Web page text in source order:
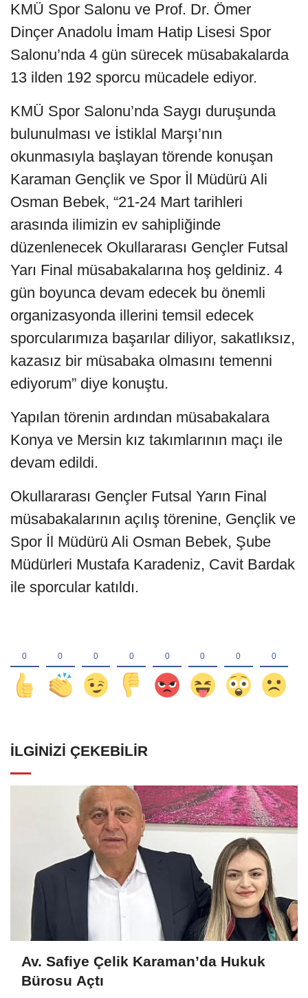
KMÜ Spor Salonu ve Prof. Dr. Ömer
Dinçer Anadolu İmam Hatip Lisesi Spor
Salonu’nda 4 gün sürecek müsabakalarda
13 ilden 192 sporcu mücadele ediyor.
KMÜ Spor Salonu’nda Saygı duruşunda
bulunulması ve İstiklal Marşı’nın
okunmasıyla başlayan törende konuşan
Karaman Gençlik ve Spor İl Müdürü Ali
Osman Bebek, “21-24 Mart tarihleri
arasında ilimizin ev sahipliğinde
düzenlenecek Okullararası Gençler Futsal
Yarı Final müsabakalarına hoş geldiniz. 4
gün boyunca devam edecek bu önemli
organizasyonda illerini temsil edecek
sporcularımıza başarılar diliyor, sakatlıksız,
kazasız bir müsabaka olmasını temenni
ediyorum” diye konuştu.
Yapılan törenin ardından müsabakalara
Konya ve Mersin kız takımlarının maçı ile
devam edildi.
Okullararası Gençler Futsal Yarın Final
müsabakalarının açılış törenine, Gençlik ve
Spor İl Müdürü Ali Osman Bebek, Şube
Müdürleri Mustafa Karadeniz, Cavit Bardak
ile sporcular katıldı.
İLGINIZI ÇEKEBILIR
Av. Safiye Çelik Karaman’da Hukuk
Bürosu Açtı